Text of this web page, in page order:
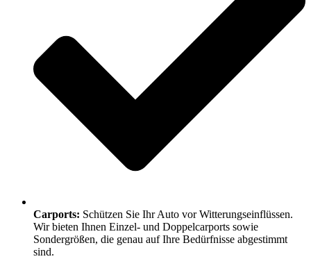
Carports: Schützen Sie Ihr Auto vor Witterungseinflüssen.
Wir bieten Ihnen Einzel- und Doppelcarports sowie
Sondergrößen, die genau auf Ihre Bedürfnisse abgestimmt
sind.